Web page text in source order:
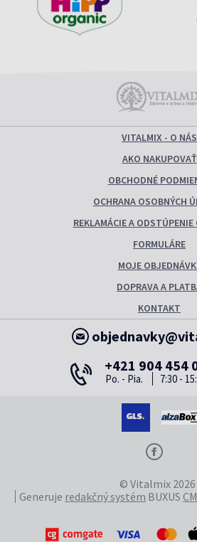
VITALMIX - O NÁS
AKO NAKUPOVAŤ
OBCHODNÉ
OCHRANA OSOBNÝCH
REKLAMÁCIE A
FORMULÁRE
MOJE
DOPRAVA A
KONTAKT
+421 904 454
Po. - Pia. 7:30 -
© Vitalmix 2026
Generuje redakčný systém BUXUS